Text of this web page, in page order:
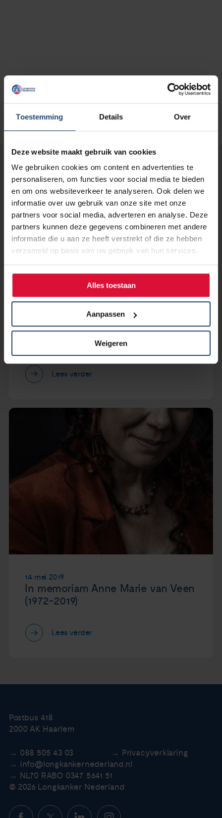
Toestemming Details Over
Deze website maakt gebruik van cookies
We gebruiken cookies om content en advertenties te
personaliseren, om functies voor social media te bieden
en om ons websiteverkeer te analyseren. Ook delen we
informatie over uw gebruik van onze site met onze
partners voor social media, adverteren en analyse. Deze
partners kunnen deze gegevens combineren met andere
informatie die u aan ze heeft verstrekt of die ze hebben
verzameld op basis van uw gebruik van hun services.
Alles toestaan
Aanpassen
Weigeren
Lees verder...
15 mei 2019
Steun Lidia en collega's NFK die
meezwemmen met Maarten van
der Weijden
Lees verder
15 mei 2019
Campagne Lucht en Longen
Lees verder
14 mei 2019
In memoriam Anne Marie van Veen
(1972-2019)
Lees verder
Postbus 418
2000 AK Haarlem
088 505 43 03
Privacyverklaring
info@longkankernederland.nl
NL70 RABO 0347 5641 51
© 2026 Longkanker Nederland